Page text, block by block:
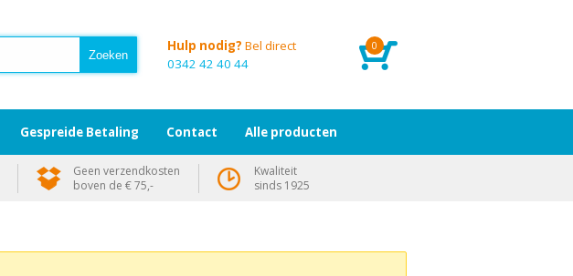
0
Hulp nodig? Bel direct
0342 42 40 44
Gespreide Betaling Contact Alle producten
Geen verzendkosten
boven de € 75,-
Kwaliteit
sinds 1925